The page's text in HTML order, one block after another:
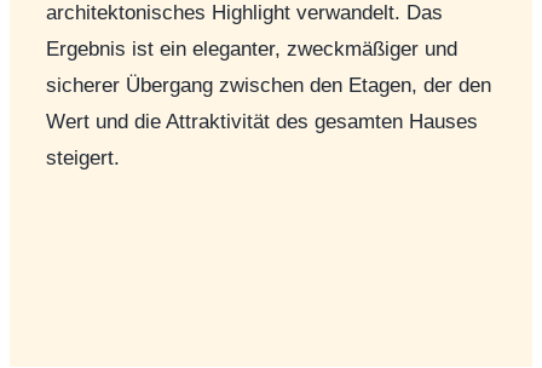
architektonisches Highlight verwandelt. Das
Ergebnis ist ein eleganter, zweckmäßiger und
sicherer Übergang zwischen den Etagen, der den
Wert und die Attraktivität des gesamten Hauses
steigert.